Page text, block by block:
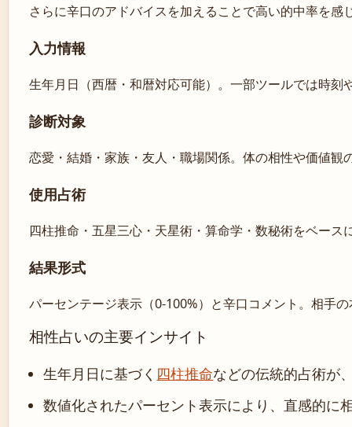
さらに辛口のアドバイスを加えることで高い的中率を
入力情報
生年月日（西暦・和暦対応可能）。一部ツールでは時刻
診断対象
恋愛・結婚・家族・友人・職場関係。体の相性や価値観
使用占術
四柱推命・五星三心・天星術・算命学・数秘術をベース
結果形式
パーセンテージ表示（0-100%）と辛口コメント。相手
相性占いの主要インサイト
生年月日に基づく 四柱推命などの伝統的占術が
数値化されたパーセント表示により、直感的に